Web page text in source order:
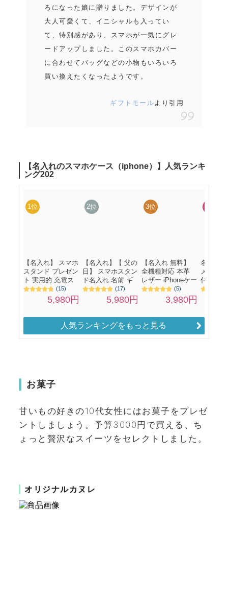
ろになった娘に贈りました。デザインが
大人可愛くて、イニシャルも入ってい
て、特別感があり、スマホが一気にグレ
ードアップしました。このスマホカバー
に合わせてバッグなどの小物もいろいろ
買い換えたくなったようです。
ギフトモールより引用
人気ランキングをもっと見る
お菓子
甘いもの好きの10代女性にはお菓子をプレゼ
ントしましょう。予算3000円で買える、ち
ょっと贅沢なスイーツをセレクトしました。
オリジナルカヌレ